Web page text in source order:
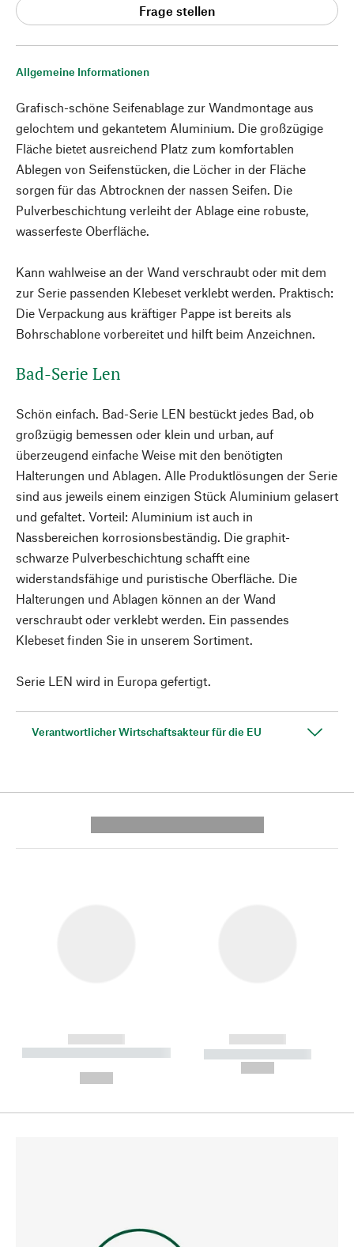
Allgemeine Informationen
Grafisch-schöne Seifenablage zur Wandmontage aus
gelochtem und gekantetem Aluminium. Die großzügige
Fläche bietet ausreichend Platz zum komfortablen
Ablegen von Seifenstücken, die Löcher in der Fläche
sorgen für das Abtrocknen der nassen Seifen. Die
Pulverbeschichtung verleiht der Ablage eine robuste,
wasserfeste Oberfläche.
Kann wahlweise an der Wand verschraubt oder mit dem
zur Serie passenden Klebeset verklebt werden. Praktisch:
Die Verpackung aus kräftiger Pappe ist bereits als
Bohrschablone vorbereitet und hilft beim Anzeichnen.
Bad-Serie Len
Schön einfach. Bad-Serie LEN bestückt jedes Bad, ob
großzügig bemessen oder klein und urban, auf
überzeugend einfache Weise mit den benötigten
Halterungen und Ablagen. Alle Produktlösungen der Serie
sind aus jeweils einem einzigen Stück Aluminium gelasert
und gefaltet. Vorteil: Aluminium ist auch in
Nassbereichen korrosionsbeständig. Die graphit-
schwarze Pulverbeschichtung schafft eine
widerstandsfähige und puristische Oberfläche. Die
Halterungen und Ablagen können an der Wand
verschraubt oder verklebt werden. Ein passendes
Klebeset finden Sie in unserem Sortiment.
Serie LEN wird in Europa gefertigt.
Verantwortlicher Wirtschaftsakteur für die EU
Frage stellen
------------
----------- ----------- --------
------------
----------- -----------